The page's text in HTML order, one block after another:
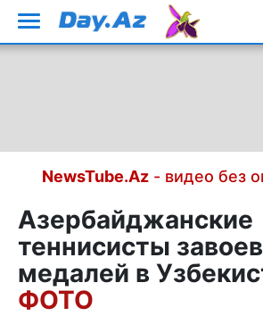
NewsTube.Az- видео без
Азербайджанские
теннисисты
медалей в
ФОТО